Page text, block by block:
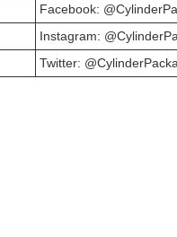
Facebook:
Instagram:
Twitter: